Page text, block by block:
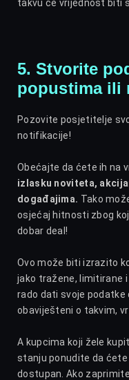
takvu će vrijednost biti
5. Stvorite
popustima ili
Pozovite posjetitelje
notifikacije!
Obećajte da ćete ih na
izlasku noviteta,
događajima. Tako
osjećaj hitnosti zbog
dobar deal!
Ovo može biti izrazito
jako tražene, limitirane
rado dati svoje podatke
obaviješteni o takvim,
A kupcima koji žele
stanju ponudite da
dostupan. Ako